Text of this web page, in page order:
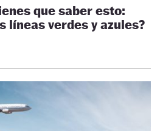
que saber esto:
líneas verdes y azules?